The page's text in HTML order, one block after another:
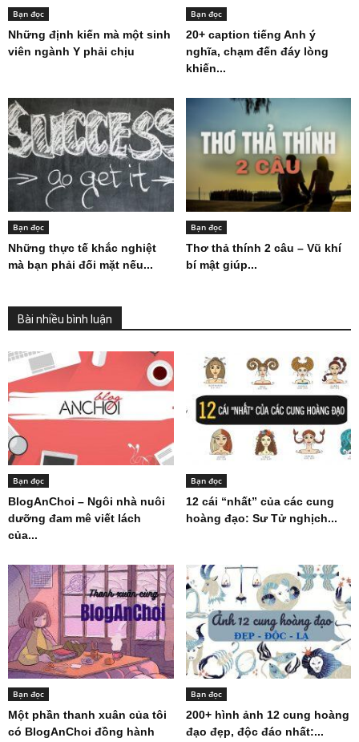
Bạn đọc
Những định kiến mà một sinh
viên ngành Y phải chịu
Bạn đọc
20+ caption tiếng Anh ý
nghĩa, chạm đến đáy lòng
khiến...
Bạn đọc
Những thực tế khắc nghiệt
mà bạn phải đối mặt nếu...
Bạn đọc
Thơ thả thính 2 câu – Vũ khí
bí mật giúp...
Bài nhiều bình luận
Bạn đọc
BlogAnChoi – Ngôi nhà nuôi
dưỡng đam mê viết lách
của...
Bạn đọc
12 cái “nhất” của các cung
hoàng đạo: Sư Tử nghịch...
Bạn đọc
Một phần thanh xuân của tôi
có BlogAnChoi đồng hành
Bạn đọc
200+ hình ảnh 12 cung hoàng
đạo đẹp, độc đáo nhất:...